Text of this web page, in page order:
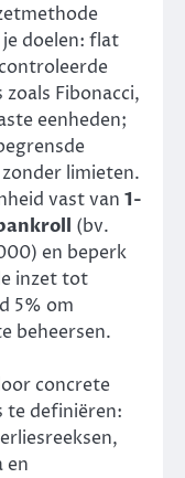
je doelen: flat
Fibonacci,
eenheden;
limieten.
vast van 1-
(bv.
en beperk
inzet tot
5% om
beheersen.
concrete
te definiëren:
en